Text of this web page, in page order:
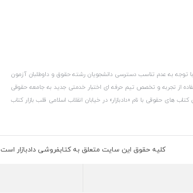
توجه به عدم تناسب دسترسی دانشجویان رشته حقوق و داوطلبان آزمون
از تجربه و تخصص تیم حرفه ای اختبار خدمتی جدید به جامعه حقوقی
های حقوقی با نام «دادبازار» در خیابان انقلاب اسلامی قلب بازار کتاب
وزارت صنعت، معدن و تجارت، نشان ملی ثبت رسانه های دیجیتال از
تلفیق آن با شناخت کامل نیازهای جامعه حقوقی کشور راه اندازی کردیم تا
کلیه حقوق این سایت متعلق به کتابفروشی دادبازار است